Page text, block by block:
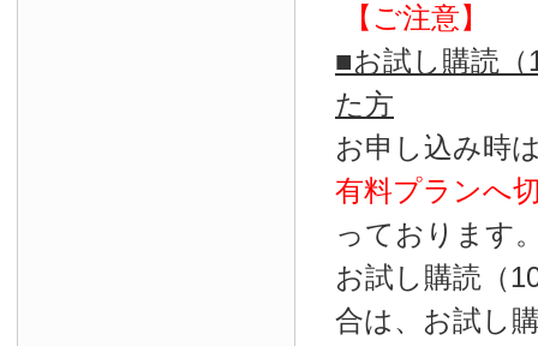
【ご注意】
■お試し購読
た方
お申し込み時
有料プランへ
っております
お試し購読（
合は、お試し